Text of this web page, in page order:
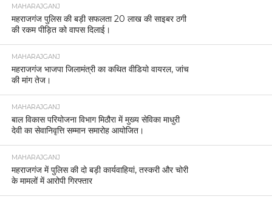
MAHARAJGANJ
महराजगंज पुलिस की बड़ी सफलता 20 लाख की साइबर ठगी
की रकम पीड़ित को वापस दिलाई।
MAHARAJGANJ
महराजगंज भाजपा जिलामंत्री का कथित वीडियो वायरल, जांच
की मांग तेज।
MAHARAJGANJ
बाल विकास परियोजना विभाग मिठौरा में मुख्य सेविका माधुरी
देवी का सेवानिवृत्ति सम्मान समारोह आयोजित।
MAHARAJGANJ
महराजगंज में पुलिस की दो बड़ी कार्यवाहियां, तस्करी और चोरी
के मामलों में आरोपी गिरफ्तार